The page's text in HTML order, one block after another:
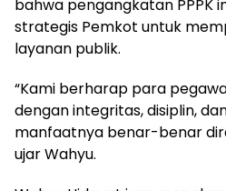
bahwa pengangkatan PPPK
strategis Pemkot untuk
layanan publik.
“Kami berharap para
dengan integritas, disiplin,
manfaatnya benar-benar
ujar Wahyu.